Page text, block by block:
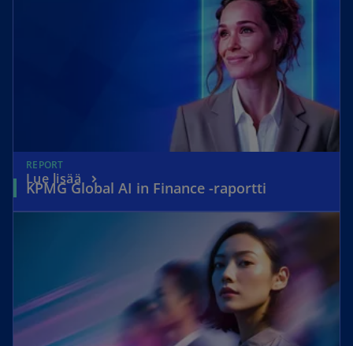
REPORT
KPMG Global AI in Finance -raportti
Lue lisää